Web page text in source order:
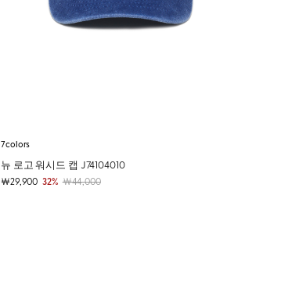
7colors
뉴 로고 워시드 캡 J74104010
￦29,900 32% ￦44,000